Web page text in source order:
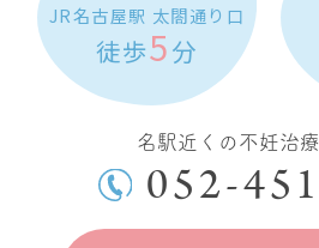
JR名古屋駅 太閤通り口
徒歩5分
名駅近くの不妊治
052-